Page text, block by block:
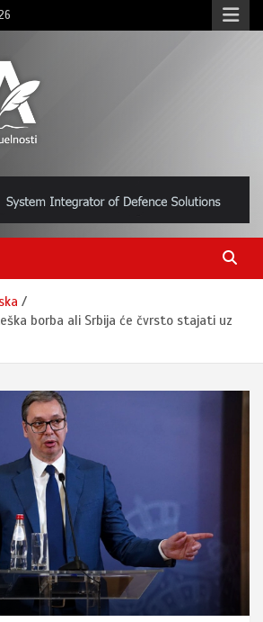
borba ali Srbija će čvrsto stajati uz